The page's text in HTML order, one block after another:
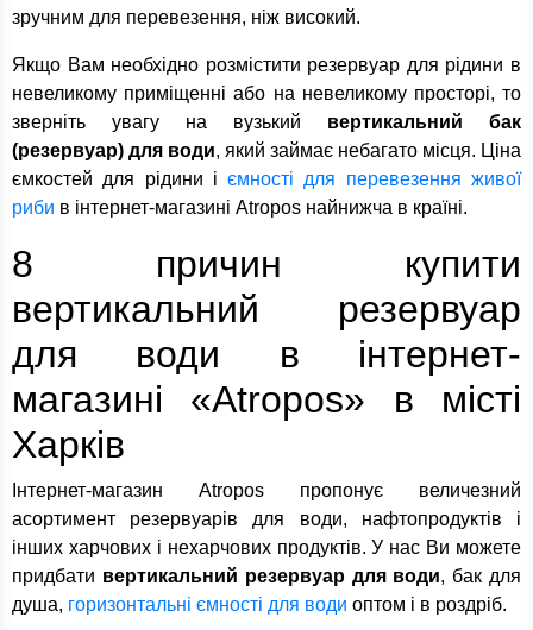
зручним для перевезення, ніж високий.
Якщо Вам необхідно розмістити резервуар для рідини в
невеликому приміщенні або на невеликому просторі, то
зверніть увагу на вузький вертикальний бак
(резервуар) для води, який займає небагато місця. Ціна
ємкостей для рідини іємності для перевезення живої
риби в інтернет-магазині Atropos найнижча в країні.
8 причин купити
вертикальний резервуар
для води в інтернет-
магазині «Atropos» в місті
Харків
Інтернет-магазин Atropos пропонує величезний
асортимент резервуарів для води, нафтопродуктів і
інших харчових і нехарчових продуктів. У нас Ви можете
придбати вертикальний резервуар для води, бак для
душа, горизонтальні ємності для води оптом і в роздріб.